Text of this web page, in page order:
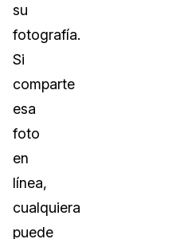
su
fotografía.
Si
comparte
esa
foto
en
línea,
cualquiera
puede